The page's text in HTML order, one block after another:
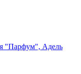
"Парфум", Адель